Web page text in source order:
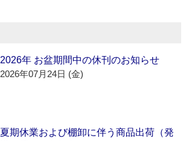
2026年 お盆期間中の休刊のお知らせ
2026年07月24日 (金)
夏期休業および棚卸に伴う商品出荷（発